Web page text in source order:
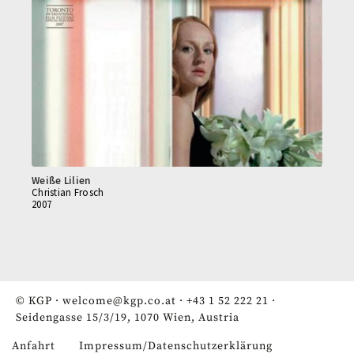
Weiße Lilien
Christian Frosch
2007
© KGP · welcome@kgp.co.at · +43 1 52 222 21 ·
Seidengasse 15/3/19, 1070 Wien, Austria
Anfahrt Impressum/Datenschutzerklärung